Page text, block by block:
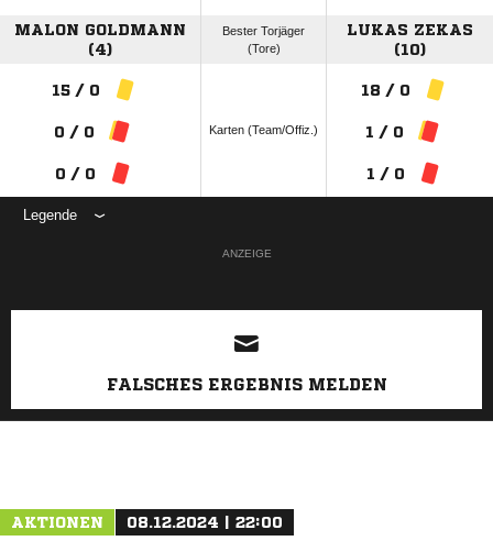
MALON GOLDMANN
(4)
Bester Torjäger
(Tore)
LUKAS ZEKAS
(10)
15 / 0
0 / 0
0 / 0
Karten (Team/Offiz.)
18 / 0
1 / 0
1 / 0
Legende
ANZEIGE
FALSCHES ERGEBNIS MELDEN
AKTIONEN 08.12.2024 | 22:00